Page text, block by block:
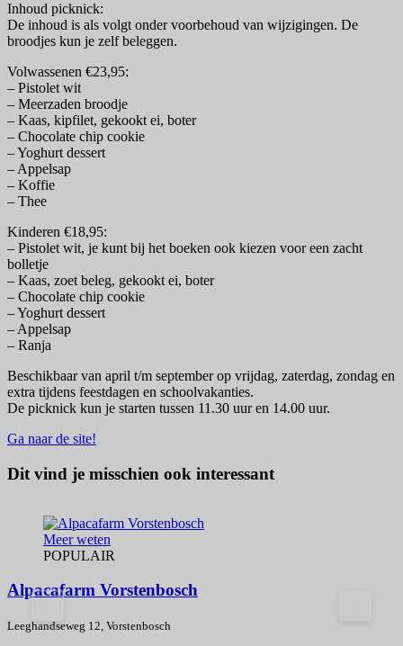
Inhoud picknick:
De inhoud is als volgt onder voorbehoud van wijzigingen. De
broodjes kun je zelf beleggen.
Volwassenen €23,95:
– Pistolet wit
– Meerzaden broodje
– Kaas, kipfilet, gekookt ei, boter
– Chocolate chip cookie
– Yoghurt dessert
– Appelsap
– Koffie
– Thee
Kinderen €18,95:
– Pistolet wit, je kunt bij het boeken ook kiezen voor een zacht
bolletje
– Kaas, zoet beleg, gekookt ei, boter
– Chocolate chip cookie
– Yoghurt dessert
– Appelsap
– Ranja
Beschikbaar van april t/m september op vrijdag, zaterdag, zondag en
extra tijdens feestdagen en schoolvakanties.
De picknick kun je starten tussen 11.30 uur en 14.00 uur.
Ga naar de site!
Dit vind je misschien ook interessant
Meer weten
POPULAIR
Alpacafarm Vorstenbosch
Leeghandseweg 12, Vorstenbosch